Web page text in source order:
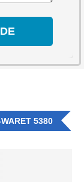
5380